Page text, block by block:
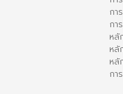
กา
กา
หลั
หลั
หลั
กา